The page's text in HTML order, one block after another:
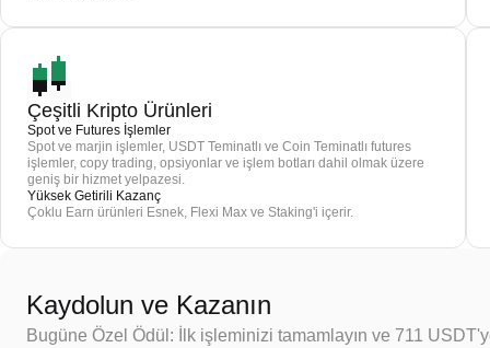
Çeşitli Kripto Ürünleri
Spot ve Futures İşlemler
Spot ve marjin işlemler, USDT Teminatlı ve Coin Teminatlı futures
işlemler, copy trading, opsiyonlar ve işlem botları dahil olmak üzere
geniş bir hizmet yelpazesi.
Yüksek Getirili Kazanç
Çoklu Earn ürünleri Esnek, Flexi Max ve Staking'i içerir.
Kaydolun ve Kazanın
Bugüne Özel Ödül: İlk işleminizi tamamlayın ve 711